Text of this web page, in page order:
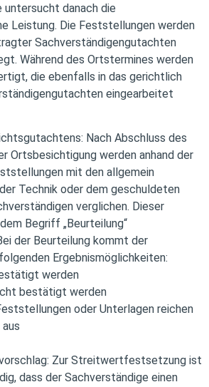
untersucht danach die
Leistung. Die Feststellungen werden
Sachverständigengutachten
Während des Ortstermines werden
die ebenfalls in das gerichtlich
eingearbeitet
Nach Abschluss des
Ortsbesichtigung werden anhand der
mit den allgemein
Technik oder dem geschuldeten
verglichen. Dieser
Begriff „Beurteilung“
der Beurteilung kommt der
Ergebnismöglichkeiten:
werden
bestätigt werden
oder Unterlagen reichen
Zur Streitwertfestsetzung ist
dass der Sachverständige einen